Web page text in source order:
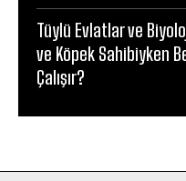
Tüylü Evlatlar ve
ve Köpek Sahibiyken
Çalışır?